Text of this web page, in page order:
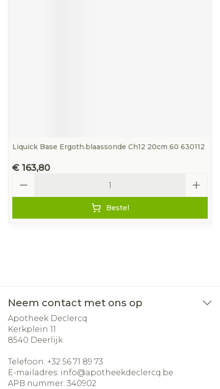
Liquick Base Ergoth.blaassonde Ch12 20cm 60 630112
€ 163,80
Bestel
Neem contact met ons op
Apotheek Declercq
Kerkplein 11
8540 Deerlijk
Telefoon: +32 56 71 89 73
E-mailadres: info@apotheekdeclercq.be
APB nummer: 340902